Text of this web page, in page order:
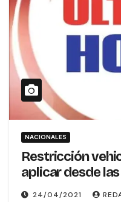
NACIONALES
Restricción
aplicar desde
24/04/2021